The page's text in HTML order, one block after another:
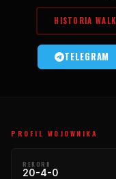
HISTORIA WALK
TELEGRAM
PROFIL WOJOWNIKA
REKORD
20-4-0